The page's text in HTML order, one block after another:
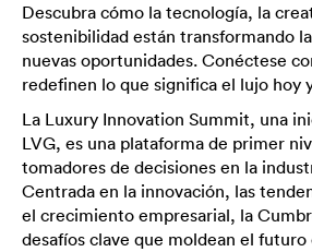
Descubra cómo la tecnología, la
sostenibilidad están transformando
nuevas oportunidades. Conéctese
redefinen lo que significa el lujo hoy
La Luxury Innovation Summit, una
LVG, es una plataforma de primer
tomadores de decisiones en la
Centrada en la innovación, las
el crecimiento empresarial, la
desafíos clave que moldean el futuro